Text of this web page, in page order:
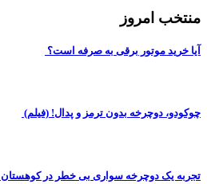
منتخب امروز
آیا خرید موتور برقی به صرفه است؟
چوکودو، دوچرخه بدون ترمز و پدال! (فیلم)
تجربه یک دوچرخه سواری بی خطر در کوهستان